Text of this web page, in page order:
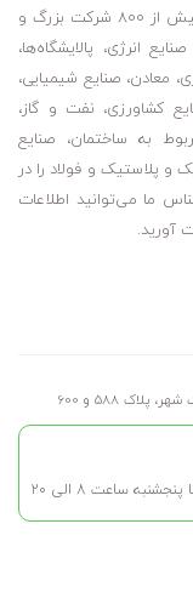
باعث رشد روزافزون مجموعه شد. در همین راستا بیش از 800 شرکت بزرگ و
انرژی، پالایشگاه‌ها،
معادن، صنایع شیمیایی،
کشاورزی، نفت و گاز،
به ساختمان، صنایع
و پلاستیک و فولاد را در
ما می‌توانید اطلاعات
آورید.
ساعت 8 الی ۲۰